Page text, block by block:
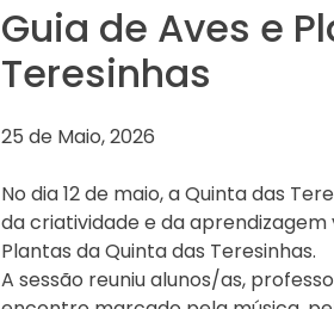
Guia de Aves e
Teresinhas
25 de Maio, 2026
No dia 12 de maio, a Quinta das
da criatividade e da aprendizagem
Plantas da Quinta das Teresinhas.
A sessão reuniu alunos/as,